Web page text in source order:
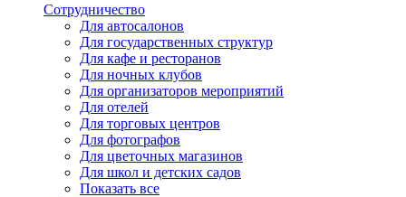
Сотрудничество
Для автосалонов
Для государственных структур
Для кафе и ресторанов
Для ночных клубов
Для организаторов мероприятий
Для отелей
Для торговых центров
Для фотографов
Для цветочных магазинов
Для школ и детских садов
Показать все